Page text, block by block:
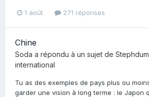
1 août 271 réponses
Chine
Soda a répondu à un sujet de
international
Tu as des exemples de pays plus ou
garder une vision à long terme : le Japon